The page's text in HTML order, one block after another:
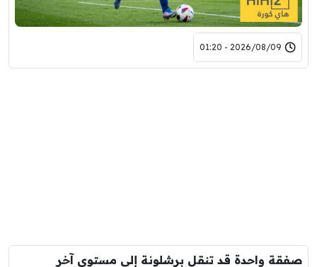
2026/08/09 - 01:20
صفقة واحدة قد تنقل برشلونة إلى مستوى آخر